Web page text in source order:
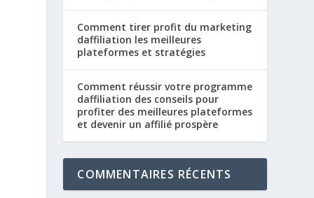
Comment tirer profit du marketing
daffiliation les meilleures
plateformes et stratégies
Comment réussir votre programme
daffiliation des conseils pour
profiter des meilleures plateformes
et devenir un affilié prospère
COMMENTAIRES RÉCENTS